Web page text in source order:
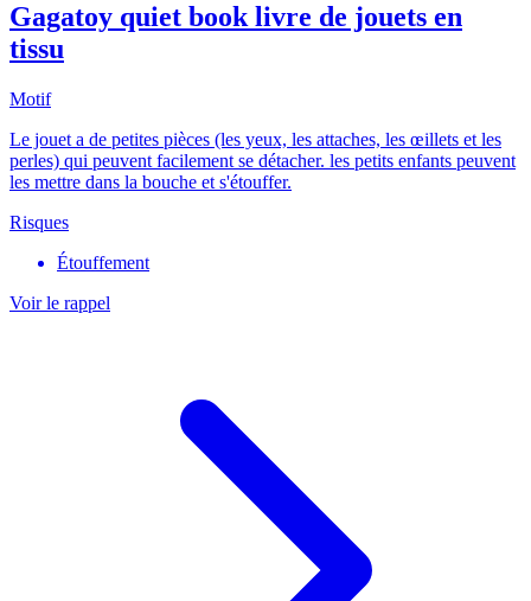
Gagatoy quiet book livre de jouets en
tissu
Motif
Le jouet a de petites pièces (les yeux, les attaches, les œillets et les
perles) qui peuvent facilement se détacher. les petits enfants peuvent
les mettre dans la bouche et s'étouffer.
Risques
Étouffement
Voir le rappel